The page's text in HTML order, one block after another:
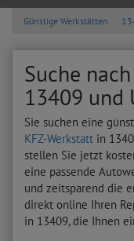
Günstige Werkstätten
Suche
13409 und
Sie suchen eine
KFZ-Werkstatt in
stellen Sie jetzt
eine passende
und zeitsparend die
direkt online Ihren
in 13409, die Ihnen